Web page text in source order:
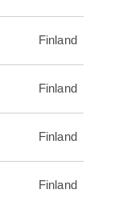
Finland
Finland
Finland
Finland